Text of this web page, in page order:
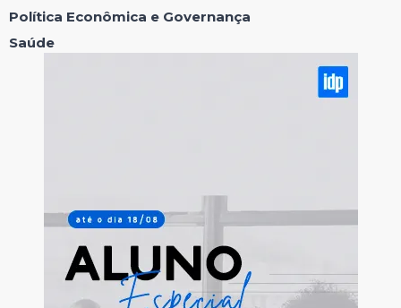
Política Econômica e Governança
Saúde